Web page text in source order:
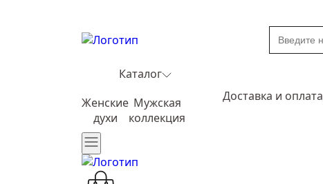
Каталог
Женские
духи
Мужская
коллекция
Доставка и оплата